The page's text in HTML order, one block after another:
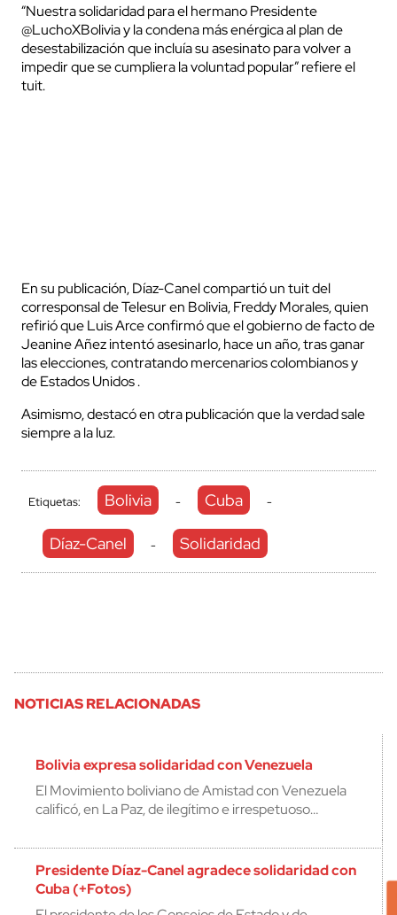
“Nuestra solidaridad para el hermano Presidente
@LuchoXBolivia y la condena más enérgica al plan de
desestabilización que incluía su asesinato para volver a
impedir que se cumpliera la voluntad popular” refiere el
tuit.
En su publicación, Díaz-Canel compartió un tuit del
corresponsal de Telesur en Bolivia, Freddy Morales, quien
refirió que Luis Arce confirmó que el gobierno de facto de
Jeanine Añez intentó asesinarlo, hace un año, tras ganar
las elecciones, contratando mercenarios colombianos y
de Estados Unidos .
Asimismo, destacó en otra publicación que la verdad sale
siempre a la luz.
Etiquetas: Bolivia - Cuba -
Díaz-Canel - Solidaridad
NOTICIAS RELACIONADAS
Bolivia expresa solidaridad con Venezuela
El Movimiento boliviano de Amistad con Venezuela
calificó, en La Paz, de ilegítimo e irrespetuoso…
Presidente Díaz-Canel agradece solidaridad con
Cuba (+Fotos)